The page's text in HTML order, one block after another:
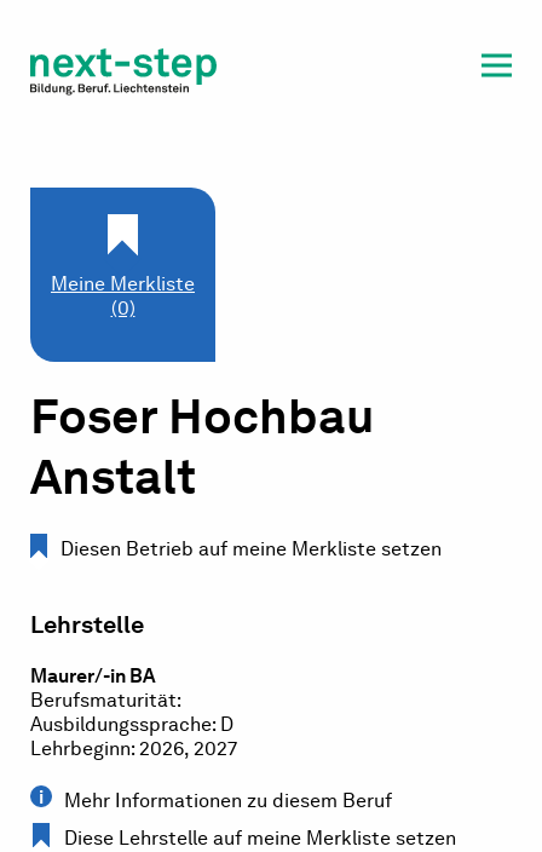
Beratung & Unterstützung
Foser Hochbau
Anstalt
Diesen Betrieb auf meine Merkliste setzen
Lehrstelle
Maurer/-in BA
Berufsmaturität:
Ausbildungssprache: D
Lehrbeginn: 2026, 2027
Mehr Informationen zu diesem Beruf
Diese Lehrstelle auf meine Merkliste setzen
Meine Merkliste
(0)